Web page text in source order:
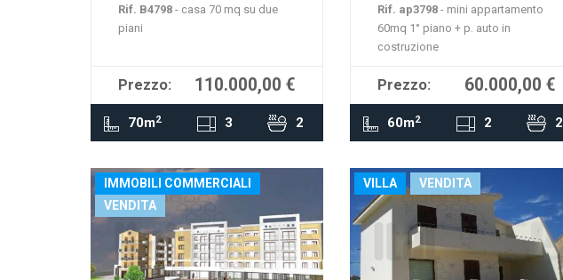
Rif. B4798 - casa 70 mq su due
piani
Prezzo: 110.000,00 €
70m2 3 2
Rif. ap3798 - mini appartamento
60mq 1° piano + p. auto in
costruzione
Prezzo: 60.000,00 €
60m2 2 2
IMMOBILI COMMERCIALI
VENDITA
VILLA VENDITA